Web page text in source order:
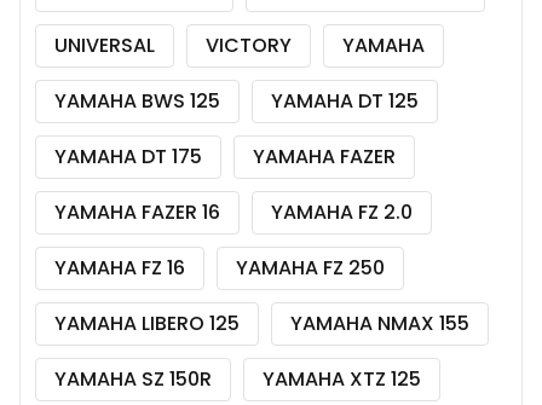
UNIVERSAL
VICTORY
YAMAHA
YAMAHA BWS 125
YAMAHA DT 125
YAMAHA DT 175
YAMAHA FAZER
YAMAHA FAZER 16
YAMAHA FZ 2.0
YAMAHA FZ 16
YAMAHA FZ 250
YAMAHA LIBERO 125
YAMAHA NMAX 155
YAMAHA SZ 150R
YAMAHA XTZ 125